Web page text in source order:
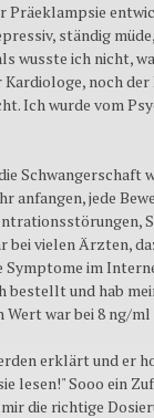
Präeklampsie
ständig
wusste ich nicht,
noch
Ich wurde vom
Schwangerschaft
anfangen, jede
bei vielen Ärzten,
Symptome im
bestellt und hab
Wert war bei 8 ng/ml
erklärt und er
lesen!" Sooo ein
die richtige